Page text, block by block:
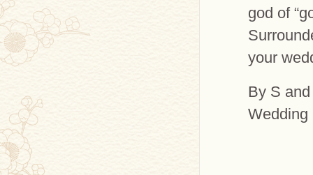
god of
your
By S
Wedding